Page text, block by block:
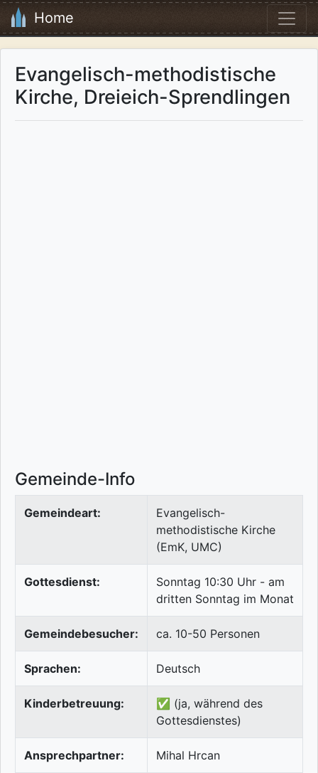
Home
Evangelisch-methodistische
Kirche, Dreieich-Sprendlingen
Gemeinde-Info
Gemeindeart:
Evangelisch-
methodistische Kirche
(EmK, UMC)
Gottesdienst:
Sonntag 10:30 Uhr - am
dritten Sonntag im Monat
Gemeindebesucher: ca. 10-50 Personen
Sprachen: Deutsch
Kinderbetreuung:
✅ (ja, während des
Gottesdienstes)
Ansprechpartner: Mihal Hrcan